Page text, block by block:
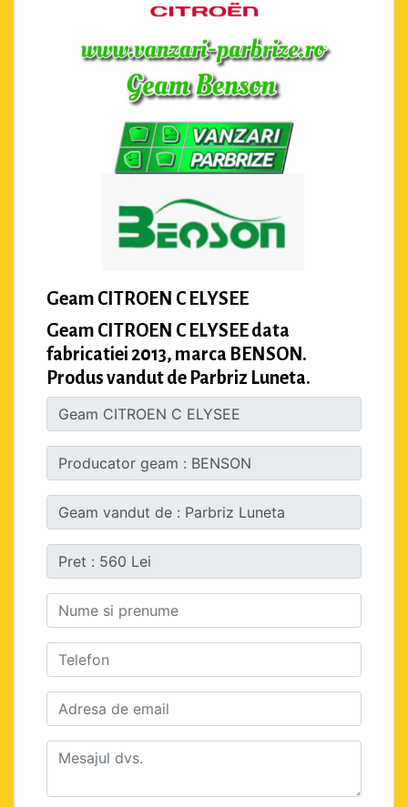
Geam CITROEN C ELYSEE
Geam CITROEN C ELYSEE data
fabricatiei 2013, marca BENSON.
Produs vandut de Parbriz Luneta.